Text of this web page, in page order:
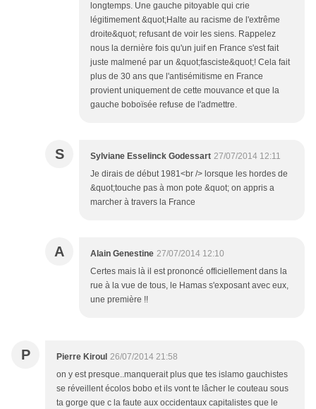
longtemps. Une gauche pitoyable qui crie
légitimement &quot;Halte au racisme de l'extrême
droite&quot; refusant de voir les siens. Rappelez
nous la dernière fois qu'un juif en France s'est fait
juste malmené par un &quot;fasciste&quot;! Cela fait
plus de 30 ans que l'antisémitisme en France
provient uniquement de cette mouvance et que la
gauche boboïsée refuse de l'admettre.
S Sylviane Esselinck Godessart 27/07/2014 12:11
Je dirais de début 1981<br /> lorsque les hordes de
&quot;touche pas à mon pote &quot; on appris a
marcher à travers la France
A Alain Genestine 27/07/2014 12:10
Certes mais là il est prononcé officiellement dans la
rue à la vue de tous, le Hamas s'exposant avec eux,
une première !!
P Pierre Kiroul 26/07/2014 21:58
on y est presque..manquerait plus que tes islamo gauchistes
se réveillent écolos bobo et ils vont te lâcher le couteau sous
ta gorge que c la faute aux occidentaux capitalistes que le